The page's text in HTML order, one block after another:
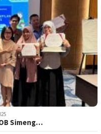
Simeng…